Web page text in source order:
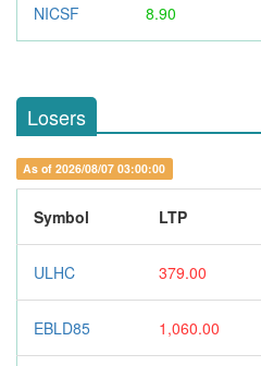
NICSF 8.90
Losers
As of 2026/08/07 03:00:00
Symbol LTP
ULHC 379.00
EBLD85 1,060.00